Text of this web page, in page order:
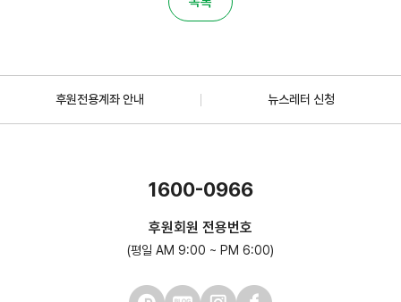
후원전용계좌 안내 뉴스레터 신청
1600-0966
후원회원 전용번호
(평일 AM 9:00 ~ PM 6:00)